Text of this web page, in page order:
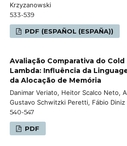
Krzyzanowski
533-539
PDF (ESPAÑOL (ESPAÑA))
Avaliação Comparativa do Cold
Lambda: Influência da
da Alocação de Memória
Danimar Veriato, Heitor Scalco Neto,
Gustavo Schwitzki Peretti, Fábio Diniz
540-547
PDF